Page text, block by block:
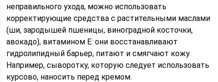
неправильного ухода, можно использовать
корректирующие средства с растительными маслами
(ши, зародышей пшеницы, виноградной косточки,
авокадо), витамином Е: они восстанавливают
гидролипидный барьер, питают и смягчают кожу.
Например, сыворотку, которую следует использовать
курсово, наносить перед кремом.